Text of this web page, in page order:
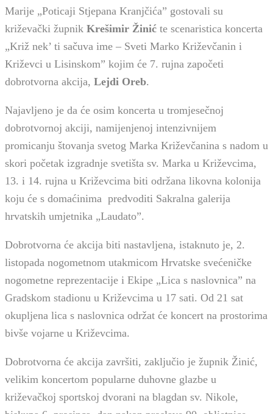
Marije „Poticaji Stjepana Kranjčića” gostovali su
križevački župnik Krešimir Žinić te scenaristica koncerta
„Križ nek’ ti sačuva ime – Sveti Marko Križevčanin i
Križevci u Lisinskom” kojim će 7. rujna započeti
dobrotvorna akcija, Lejdi Oreb.
Najavljeno je da će osim koncerta u tromjesečnoj
dobrotvornoj akciji, namijenjenoj intenzivnijem
promicanju štovanja svetog Marka Križevčanina s nadom u
skori početak izgradnje svetišta sv. Marka u Križevcima,
13. i 14. rujna u Križevcima biti održana likovna kolonija
koju će s domaćinima predvoditi Sakralna galerija
hrvatskih umjetnika „Laudato”.
Dobrotvorna će akcija biti nastavljena, istaknuto je, 2.
listopada nogometnom utakmicom Hrvatske svećeničke
nogometne reprezentacije i Ekipe „Lica s naslovnica” na
Gradskom stadionu u Križevcima u 17 sati. Od 21 sat
okupljena lica s naslovnica održat će koncert na prostorima
bivše vojarne u Križevcima.
Dobrotvorna će akcija završiti, zaključio je župnik Žinić,
velikim koncertom popularne duhovne glazbe u
križevačkoj sportskoj dvorani na blagdan sv. Nikole,